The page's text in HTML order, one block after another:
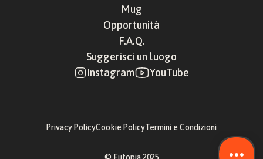
Mug
Opportunità
F.A.Q.
Suggerisci un luogo
Instagram
YouTube
Privacy PolicyCookie PolicyTermini e Condizioni